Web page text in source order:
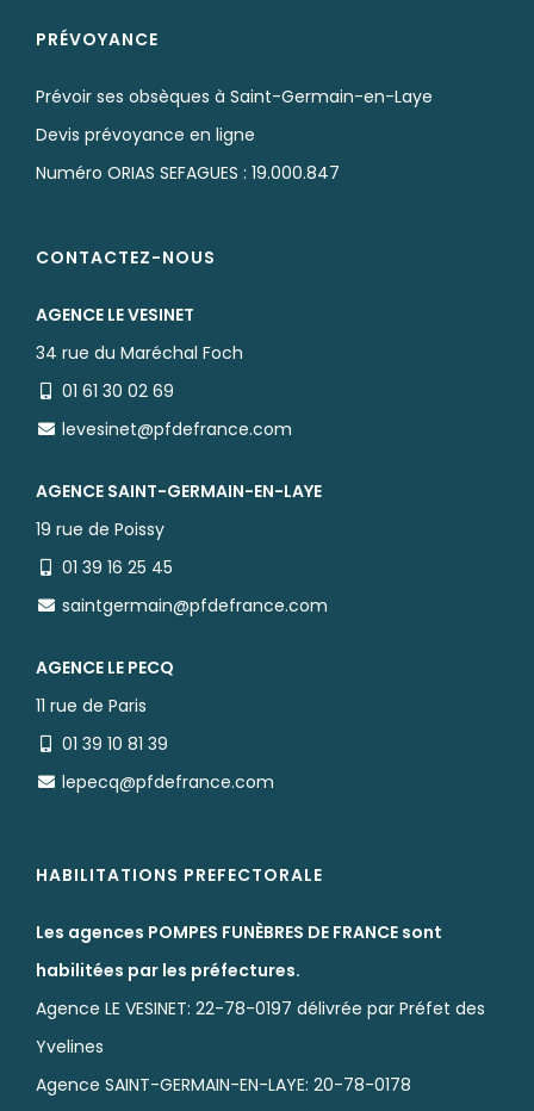
PRÉVOYANCE
Prévoir ses obsèques à Saint-Germain-en-Laye
Devis prévoyance en ligne
Numéro ORIAS SEFAGUES : 19.000.847
CONTACTEZ-NOUS
AGENCE LE VESINET
34 rue du Maréchal Foch
01 61 30 02 69
levesinet@pfdefrance.com
AGENCE SAINT-GERMAIN-EN-LAYE
19 rue de Poissy
01 39 16 25 45
saintgermain@pfdefrance.com
AGENCE LE PECQ
11 rue de Paris
01 39 10 81 39
lepecq@pfdefrance.com
HABILITATIONS PREFECTORALE
Les agences POMPES FUNÈBRES DE FRANCE sont
habilitées par les préfectures.
Agence LE VESINET: 22-78-0197 délivrée par Préfet des
Yvelines
Agence SAINT-GERMAIN-EN-LAYE: 20-78-0178